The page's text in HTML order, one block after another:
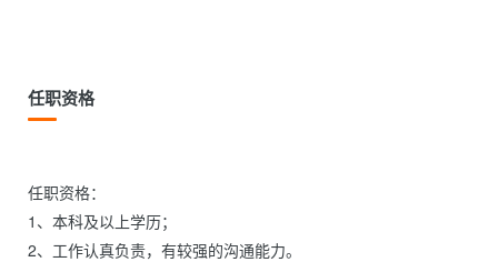
任职资格
任职资格：
1、本科及以上学历；
2、工作认真负责，有较强的沟通能力。